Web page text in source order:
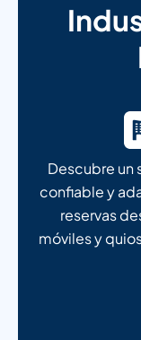
Descubre un
confiable y
reservas
móviles y